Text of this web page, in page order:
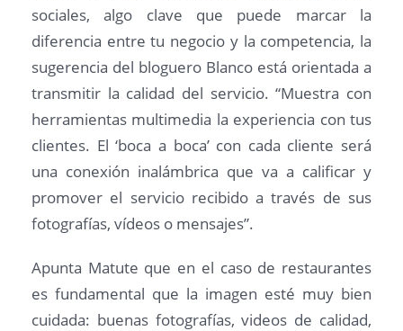
sociales, algo clave que puede marcar la
diferencia entre tu negocio y la competencia, la
sugerencia del bloguero Blanco está orientada a
transmitir la calidad del servicio. “Muestra con
herramientas multimedia la experiencia con tus
clientes. El ‘boca a boca’ con cada cliente será
una conexión inalámbrica que va a calificar y
promover el servicio recibido a través de sus
fotografías, vídeos o mensajes”.
Apunta Matute que en el caso de restaurantes
es fundamental que la imagen esté muy bien
cuidada: buenas fotografías, videos de calidad,